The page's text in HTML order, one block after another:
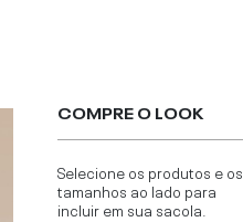
COMPRE O LOOK
Selecione os produtos e os
tamanhos ao lado para
incluir em sua sacola.